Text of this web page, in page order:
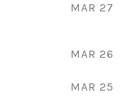
MAR 27
MAR 26
MAR 25